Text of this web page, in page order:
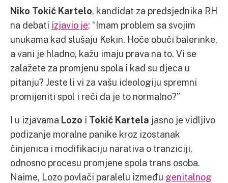
Niko Tokić Kartelo, kandidat za predsjednika RH
na debati izjavio je: “Imam problem sa svojim
unukama kad slušaju Kekin. Hoće obući balerinke,
a vani je hladno, kažu imaju prava na to. Vi se
zalažete za promjenu spola i kad su djeca u
pitanju? Jeste li vi za vašu ideologiju spremni
promijeniti spol i reći da je to normalno?”
I u izjavama Lozo i Tokić Kartela jasno je vidljivo
podizanje moralne panike kroz izostanak
činjenica i modifikaciju narativa o tranziciji,
odnosno procesu promjene spola trans osoba.
Naime, Lozo povlači paralelu između genitalnog